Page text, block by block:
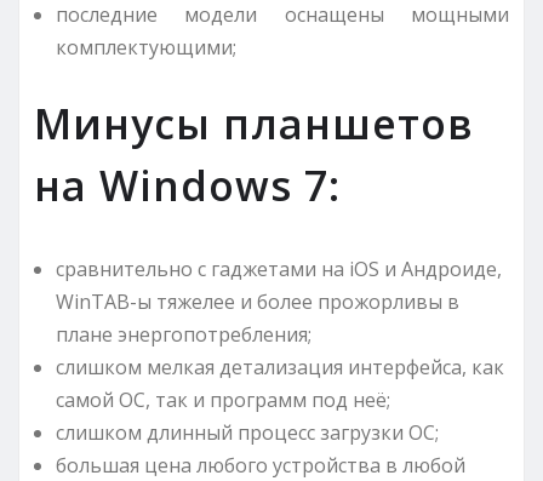
последние модели оснащены мощными
комплектующими;
Минусы планшетов
на Windows 7:
сравнительно с гаджетами на iOS и Андроиде,
WinTAB-ы тяжелее и более прожорливы в
плане энергопотребления;
слишком мелкая детализация интерфейса, как
самой ОС, так и программ под неё;
слишком длинный процесс загрузки ОС;
большая цена любого устройства в любой